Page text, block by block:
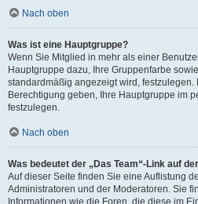
Nach oben
Was ist eine Hauptgruppe?
Wenn Sie Mitglied in mehr als einer
Hauptgruppe dazu, Ihre Gruppenfarbe
standardmäßig angezeigt wird, festzulegen.
Berechtigung geben, Ihre Hauptgruppe im
festzulegen.
Nach oben
Was bedeutet der „Das Team“-Link auf
Auf dieser Seite finden Sie eine Auflistung
Administratoren und der Moderatoren. Sie
Informationen wie die Foren, die diese im